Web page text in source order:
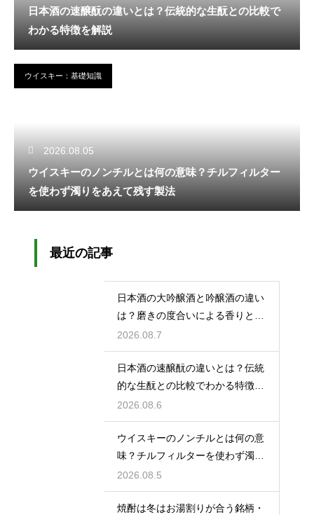
日本酒の速醸酛の違いとは？伝統的な生酛との比較で
わかる特徴を解説
ウイスキー：基礎知識
2026.08.05
ウイスキーのノンチルとは何の意味？チルフィルター
を使わず濁りをあえて残す製法
最近の記事
日本酒の大吟醸酒と吟醸酒の違い
は？磨きの度合いによる香りと味
の差を解説
2026.08.7
日本酒の速醸酛の違いとは？伝統
的な生酛との比較でわかる特徴を
解説
2026.08.6
ウイスキーのノンチルとは何の意
味？チルフィルターを使わず濁り
をあえて残す製法
2026.08.5
焼酎は冬はお湯割りが合う銘柄・